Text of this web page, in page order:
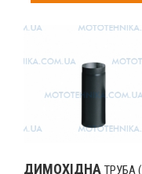
ДИМОХІДНА ТРУБА (